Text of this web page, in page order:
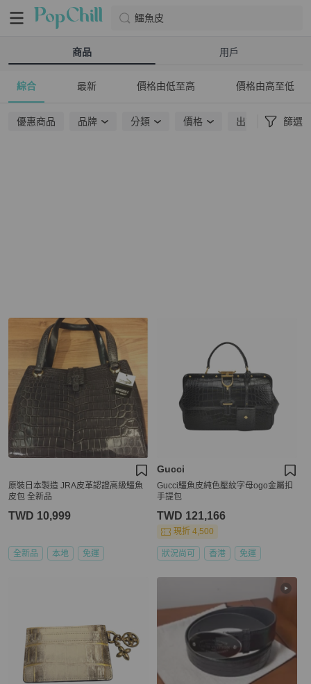
鱷魚皮
商品 用戶
綜合 最新 價格由低至高 價格由高至低
優惠商品 品牌 分類 價格 出貨地點 篩選
原裝日本製造 JRA皮革認證高級鱷魚
皮包 全新品
TWD 10,999
全新品 本地 免運
Gucci
Gucci鱷魚皮純色壓紋字母ogo金屬扣
手提包
TWD 121,166
現折 4,500
狀況尚可 香港 免運